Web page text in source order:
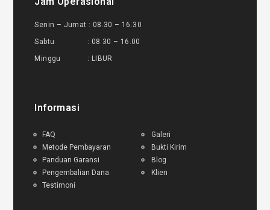
Senin – Jumat : 08.30 – 16.30
Sabtu : 08.30 – 16.00
Minggu : LIBUR
Informasi
FAQ
Metode Pembayaran
Panduan Garansi
Pengembalian Dana
Testimoni
Galeri
Bukti Kirim
Blog
Klien